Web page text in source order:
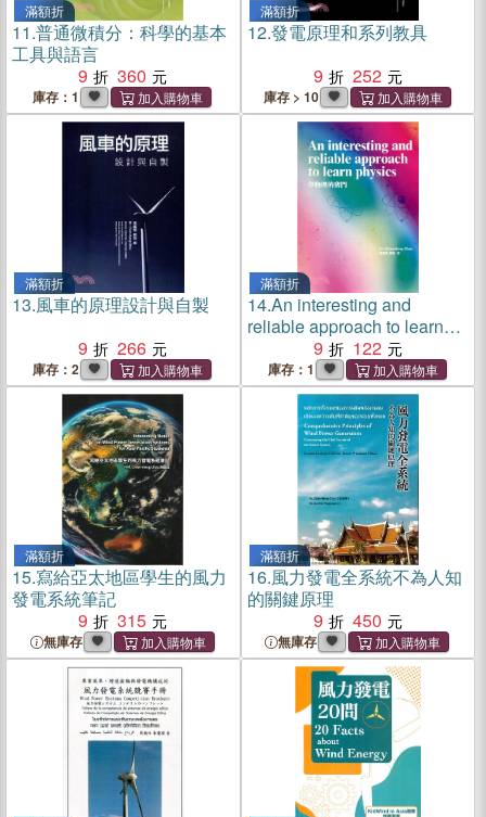
滿額折
11.普通微積分：科學的基本
工具與語言
9
360
庫存：1
滿額折
12.發電原理和系列教具
9
252
庫存 > 10
滿額折
13.風車的原理設計與自製
9
266
庫存：2
滿額折
14.An interesting and
reliable approach to learn
9 122
庫存：1
滿額折
15.寫給亞太地區學生的風力
發電系統筆記
9
315
無庫存
滿額折
16.風力發電全系統不為人知
的關鍵原理
9
450
無庫存